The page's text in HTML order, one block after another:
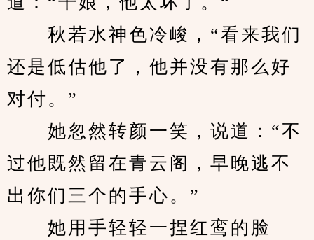
秋若水神色冷峻，“看来我们
还是低估他了，他并没有那么好
对付。”
她忽然转颜一笑，说道：“不
过他既然留在青云阁，早晚逃不
出你们三个的手心。”
她用手轻轻一捏红鸾的脸